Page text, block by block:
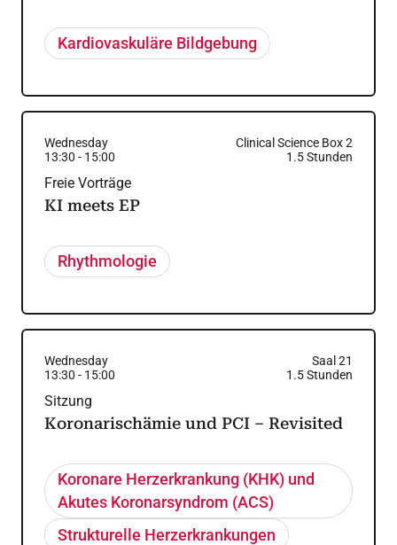
Kardiovaskuläre Bildgebung
Wednesday
Clinical Science Box 2
13:30 - 15:00 1.5Stunden
Freie Vorträge
KI meets EP
Rhythmologie
Wednesday
Saal 21
13:30 - 15:00 1.5Stunden
Sitzung
Koronarischämie und PCI – Revisited
Koronare Herzerkrankung (KHK) und
Akutes Koronarsyndrom (ACS)
Strukturelle Herzerkrankungen